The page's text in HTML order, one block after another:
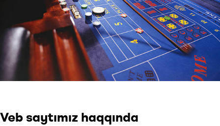
Veb saytımız haqqında